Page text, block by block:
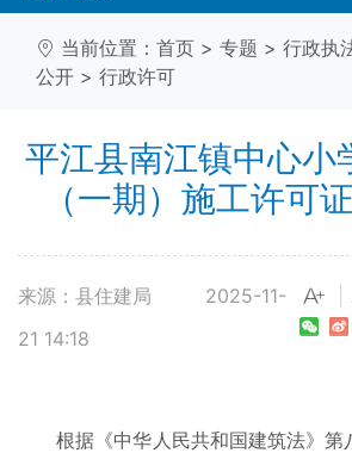
当前位置： 首页 > 专题 > 行政执
公开 > 行政许可
平江县南江镇中心小
（一期）施工许可
来源：县住建局
2025-11-
21 14:18
根据《中华人民共和国建筑法》第